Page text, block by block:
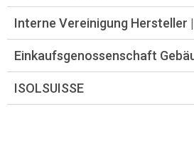
Interne Vereinigung Hersteller
Einkaufsgenossenschaft
ISOLSUISSE